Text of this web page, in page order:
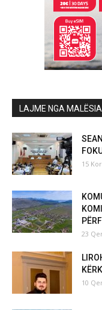
LAJME NGA MALËSIA
15
23
10